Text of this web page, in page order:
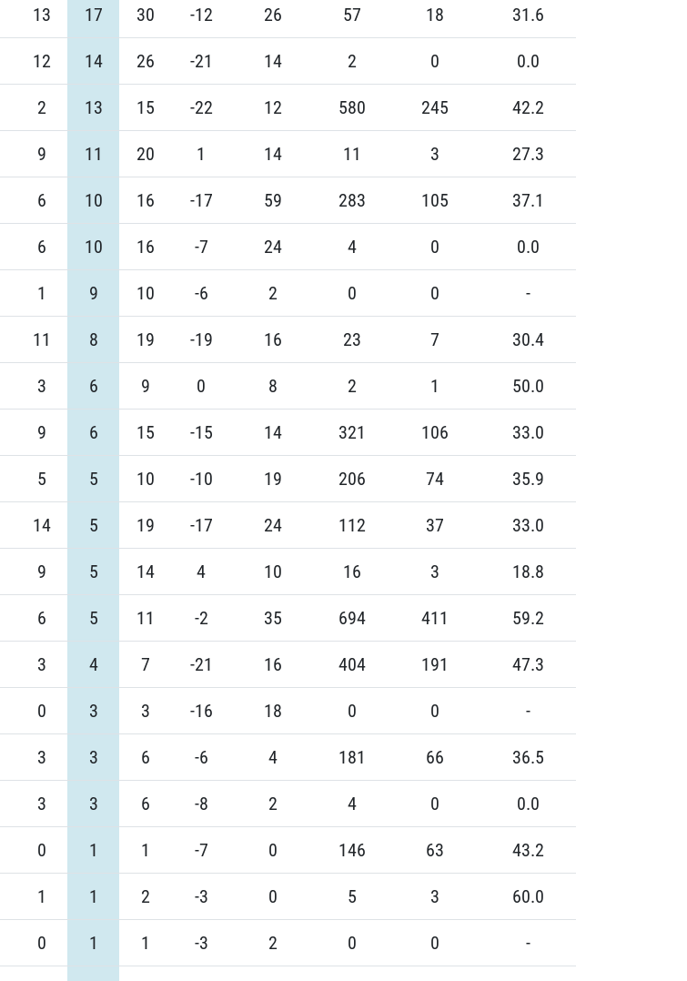
13 17 30 -12 26 57 18 31.6
12 14 26 -21 14 2 0 0.0
2 13 15 -22 12 580 245 42.2
9 11 20 1 14 11 3 27.3
6 10 16 -17 59 283 105 37.1
6 10 16 -7 24 4 0 0.0
1 9 10 -6 2 0 0 -
11 8 19 -19 16 23 7 30.4
3 6 9 0 8 2 1 50.0
9 6 15 -15 14 321 106 33.0
5 5 10 -10 19 206 74 35.9
14 5 19 -17 24 112 37 33.0
9 5 14 4 10 16 3 18.8
6 5 11 -2 35 694 411 59.2
3 4 7 -21 16 404 191 47.3
0 3 3 -16 18 0 0 -
3 3 6 -6 4 181 66 36.5
3 3 6 -8 2 4 0 0.0
0 1 1 -7 0 146 63 43.2
1 1 2 -3 0 5 3 60.0
0 1 1 -3 2 0 0 -